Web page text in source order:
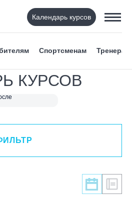
Календарь курсов
Спортсменам Тренерам
КУРСОВ